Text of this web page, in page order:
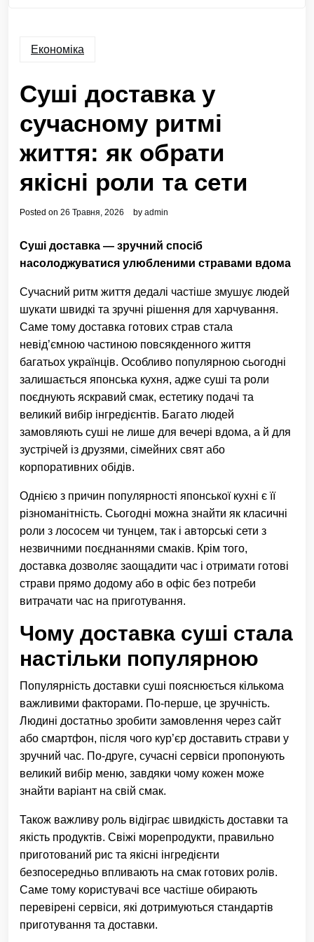
Економіка
Суші доставка у
сучасному ритмі
життя: як обрати
якісні роли та сети
Posted on 26 Травня, 2026 by admin
Суші доставка — зручний спосіб
насолоджуватися улюбленими стравами вдома
Сучасний ритм життя дедалі частіше змушує людей
шукати швидкі та зручні рішення для харчування.
Саме тому доставка готових страв стала
невід’ємною частиною повсякденного життя
багатьох українців. Особливо популярною сьогодні
залишається японська кухня, адже суші та роли
поєднують яскравий смак, естетику подачі та
великий вибір інгредієнтів. Багато людей
замовляють суші не лише для вечері вдома, а й для
зустрічей із друзями, сімейних свят або
корпоративних обідів.
Однією з причин популярності японської кухні є її
різноманітність. Сьогодні можна знайти як класичні
роли з лососем чи тунцем, так і авторські сети з
незвичними поєднаннями смаків. Крім того,
доставка дозволяє заощадити час і отримати готові
страви прямо додому або в офіс без потреби
витрачати час на приготування.
Чому доставка суші стала
настільки популярною
Популярність доставки суші пояснюється кількома
важливими факторами. По-перше, це зручність.
Людині достатньо зробити замовлення через сайт
або смартфон, після чого кур’єр доставить страви у
зручний час. По-друге, сучасні сервіси пропонують
великий вибір меню, завдяки чому кожен може
знайти варіант на свій смак.
Також важливу роль відіграє швидкість доставки та
якість продуктів. Свіжі морепродукти, правильно
приготований рис та якісні інгредієнти
безпосередньо впливають на смак готових ролів.
Саме тому користувачі все частіше обирають
перевірені сервіси, які дотримуються стандартів
приготування та доставки.